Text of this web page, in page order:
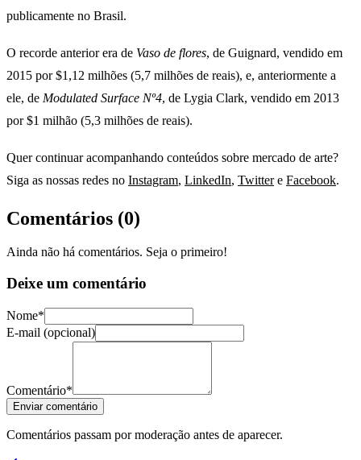
publicamente no Brasil.
O recorde anterior era de Vaso de flores, de Guignard, vendido em
2015 por $1,12 milhões (5,7 milhões de reais), e, anteriormente a
ele, de Modulated Surface Nº4, de Lygia Clark, vendido em 2013
por $1 milhão (5,3 milhões de reais).
Quer continuar acompanhando conteúdos sobre mercado de arte?
Siga as nossas redes no Instagram, LinkedIn, Twittere Facebook.
Comentários (0)
Ainda não há comentários. Seja o primeiro!
Deixe um comentário
Nome*
E-mail (opcional)
Comentário*
Enviar comentário
Comentários passam por moderação antes de aparecer.